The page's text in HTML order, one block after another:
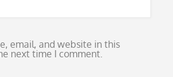
email, and website in this
next time I comment.